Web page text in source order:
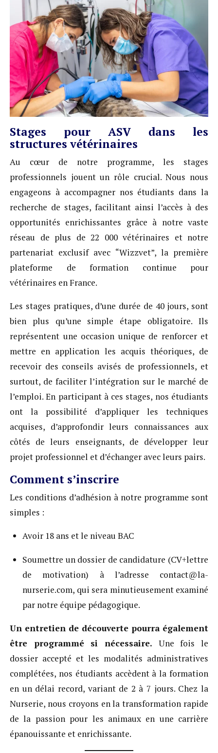
Stages pour ASV dans les
structures vétérinaires
Au cœur de notre programme, les stages
professionnels jouent un rôle crucial. Nous nous
engageons à accompagner nos étudiants dans la
recherche de stages, facilitant ainsi l’accès à des
opportunités enrichissantes grâce à notre vaste
réseau de plus de 22 000 vétérinaires et notre
partenariat exclusif avec “Wizzvet”, la première
plateforme de formation continue pour
vétérinaires en France.
Les stages pratiques, d’une durée de 40 jours, sont
bien plus qu’une simple étape obligatoire. Ils
représentent une occasion unique de renforcer et
mettre en application les acquis théoriques, de
recevoir des conseils avisés de professionnels, et
surtout, de faciliter l’intégration sur le marché de
l’emploi. En participant à ces stages, nos étudiants
ont la possibilité d’appliquer les techniques
acquises, d’approfondir leurs connaissances aux
côtés de leurs enseignants, de développer leur
projet professionnel et d’échanger avec leurs pairs.
Comment s’inscrire
Les conditions d’adhésion à notre programme sont
simples :
Avoir 18 ans et le niveau BAC
Soumettre un dossier de candidature (CV+lettre
de motivation) à l’adresse contact@la-
nurserie.com, qui sera minutieusement examiné
par notre équipe pédagogique.
Un entretien de découverte pourra également
être programmé si nécessaire. Une fois le
dossier accepté et les modalités administratives
complétées, nos étudiants accèdent à la formation
en un délai record, variant de 2 à 7 jours. Chez la
Nurserie, nous croyons en la transformation rapide
de la passion pour les animaux en une carrière
épanouissante et enrichissante.